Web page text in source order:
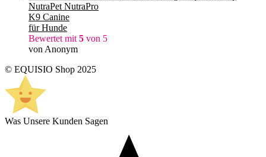
NutraPet NutraPro
K9 Canine
für Hunde
Bewertet mit 5 von 5
von Anonym
© EQUISIO Shop 2025
Was Unsere Kunden Sagen